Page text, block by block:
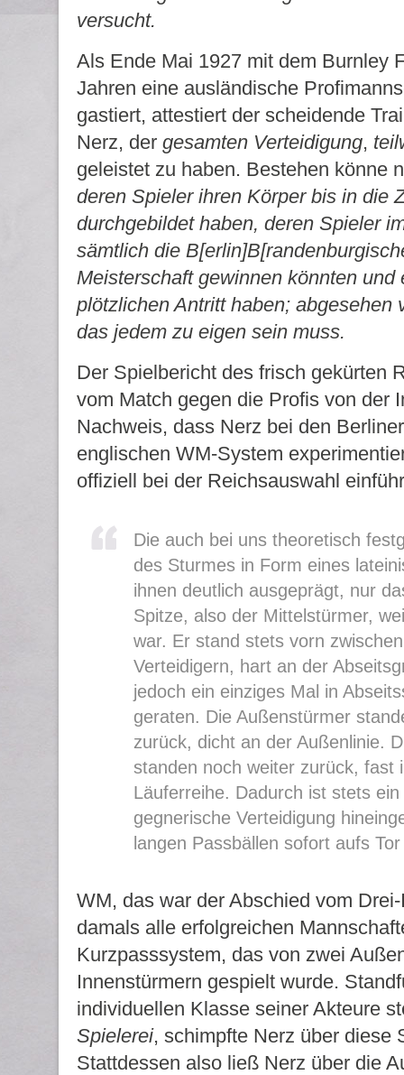
versucht.
Als Ende Mai 1927 mit dem Burnley
Jahren eine ausländische
gastiert, attestiert der scheidende
Nerz, der gesamten Verteidigung,
geleistet zu haben. Bestehen könne
deren Spieler ihren Körper bis in die
durchgebildet haben, deren Spieler
sämtlich die
Meisterschaft gewinnen könnten und
plötzlichen Antritt haben; abgesehen
das jedem zu eigen sein muss.
Der Spielbericht des frisch gekürten
vom Match gegen die Profis von der
Nachweis, dass Nerz bei den
englischen WM-System
offiziell bei der Reichsauswahl
Die auch bei uns theoretisch
des Sturmes in Form eines
ihnen deutlich ausgeprägt, nur
Spitze, also der Mittelstürmer,
war. Er stand stets vorn
Verteidigern, hart an der
jedoch ein einziges Mal in
geraten. Die Außenstürmer
zurück, dicht an der Außenlinie.
standen noch weiter zurück, fast
Läuferreihe. Dadurch ist stets ein
gegnerische Verteidigung
langen Passbällen sofort aufs
WM, das war der Abschied vom
damals alle erfolgreichen
Kurzpasssystem, das von zwei
Innenstürmern gespielt wurde.
individuellen Klasse seiner Akteure
Spielerei, schimpfte Nerz über diese
Stattdessen also ließ Nerz über die